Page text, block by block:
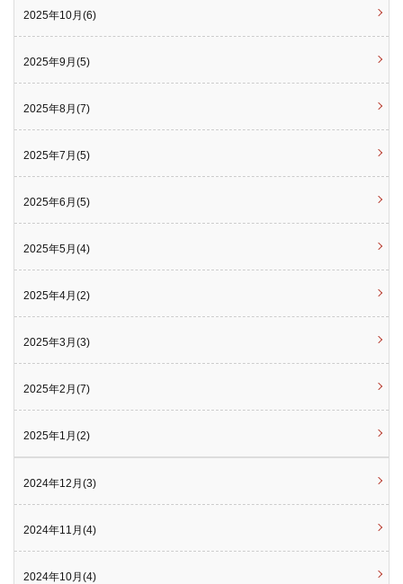
2025年10月(6)
2025年9月(5)
2025年8月(7)
2025年7月(5)
2025年6月(5)
2025年5月(4)
2025年4月(2)
2025年3月(3)
2025年2月(7)
2025年1月(2)
2024年12月(3)
2024年11月(4)
2024年10月(4)